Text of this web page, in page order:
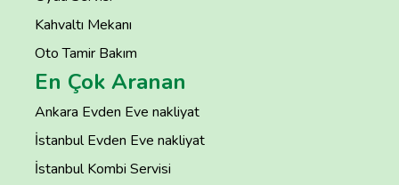
Kahvaltı Mekanı
Oto Tamir Bakım
En Çok Aranan
Ankara Evden Eve nakliyat
İstanbul Evden Eve nakliyat
İstanbul Kombi Servisi